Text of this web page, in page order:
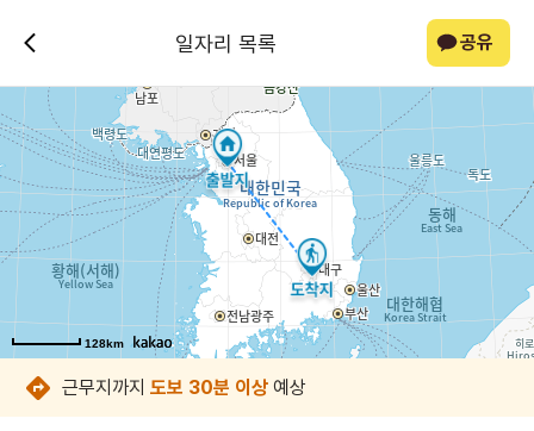
일자리 목록 공유
128km
128km
128km
128km
128km
128km
128km
128km
근무지까지 도보 30분 이상 예상